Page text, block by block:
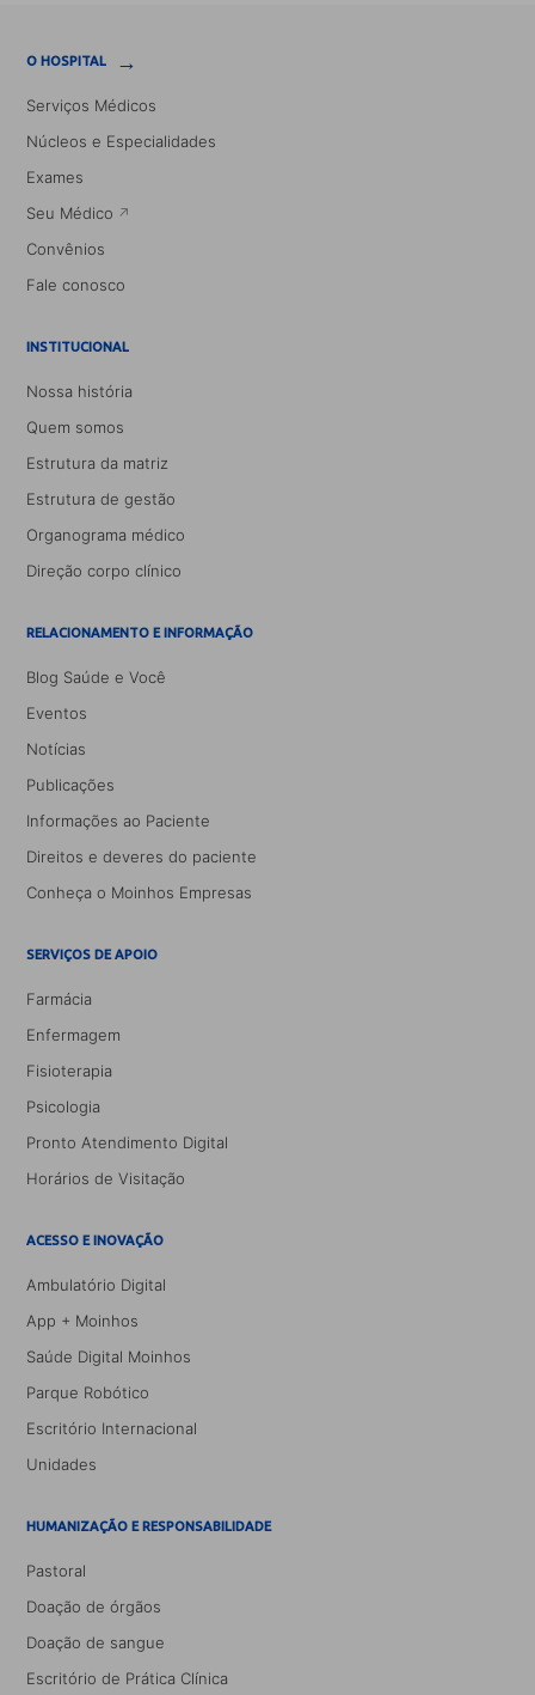
O HOSPITAL →
Serviços Médicos
Núcleos e Especialidades
Exames
Seu Médico
Convênios
Fale conosco
INSTITUCIONAL
Nossa história
Quem somos
Estrutura da matriz
Estrutura de gestão
Organograma médico
Direção corpo clínico
RELACIONAMENTO E INFORMAÇÃO
Blog Saúde e Você
Eventos
Notícias
Publicações
Informações ao Paciente
Direitos e deveres do paciente
Conheça o Moinhos Empresas
SERVIÇOS DE APOIO
Farmácia
Enfermagem
Fisioterapia
Psicologia
Pronto Atendimento Digital
Horários de Visitação
ACESSO E INOVAÇÃO
Ambulatório Digital
App + Moinhos
Saúde Digital Moinhos
Parque Robótico
Escritório Internacional
Unidades
HUMANIZAÇÃO E RESPONSABILIDADE
Pastoral
Doação de órgãos
Doação de sangue
Escritório de Prática Clínica